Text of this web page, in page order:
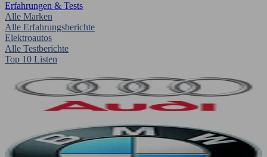
Erfahrungen & Tests
Alle Marken
Alle Erfahrungsberichte
Elektroautos
Alle Testberichte
Top 10 Listen